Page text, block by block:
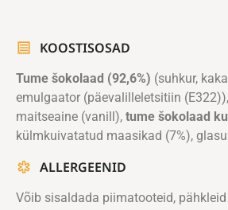
KOOSTISOSAD
Tume šokolaad (92,6%) (suhkur,
emulgaator (päevalilleletsitiin
maitseaine (vanill), tume šokolaad
külmkuivatatud maasikad (7%),
ALLERGEENID
Võib sisaldada piimatooteid,